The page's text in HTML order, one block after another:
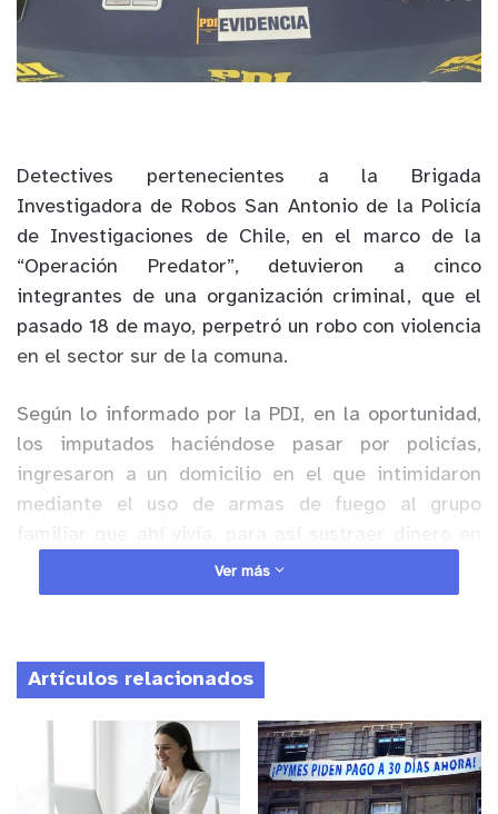
Detectives pertenecientes a la Brigada
Investigadora de Robos San Antonio de la Policía
de Investigaciones de Chile, en el marco de la
“Operación Predator”, detuvieron a cinco
integrantes de una organización criminal, que el
pasado 18 de mayo, perpetró un robo con violencia
en el sector sur de la comuna.
Según lo informado por la PDI, en la oportunidad,
los imputados haciéndose pasar por policías,
ingresaron a un domicilio en el que intimidaron
mediante el uso de armas de fuego al grupo
efectivo, un vehículo, armas y especies de valor.
En la ocasión, el trabajo en el sitio del suceso
desplegado por la policía civil, permitió incautar un
arma que los imputados perdieron al abandonar el
lugar, la que tenía escrita la palabra “predator”,
hecho que terminó siendo clave para la captura de
parte de esta banda.
Ver más
Artículos relacionados